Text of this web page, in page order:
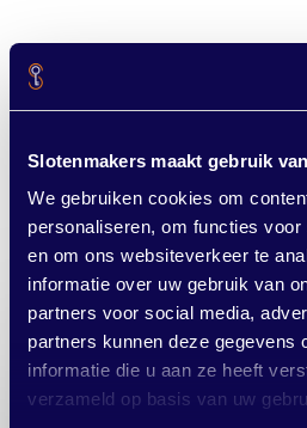
Slotenmakers maakt gebruik
We gebruiken cookies om
personaliseren, om functies
en om ons websiteverkeer te
informatie over uw gebruik van
partners voor social media,
partners kunnen deze gegevens
informatie die u aan ze heeft
verzameld op basis van uw
Overal in de gemeente
Wist u dat we niet alleen in
slotenmakers zijn actief in de
Groningen . Of u nu in
Zuidlaren, Haren of
Sleutels kwijt?